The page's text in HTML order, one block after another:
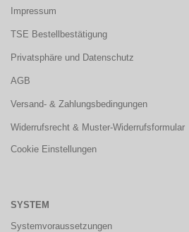
Impressum
TSE Bestellbestätigung
Privatsphäre und Datenschutz
AGB
Versand- & Zahlungsbedingungen
Widerrufsrecht & Muster-Widerrufsformular
Cookie Einstellungen
SYSTEM
Systemvoraussetzungen